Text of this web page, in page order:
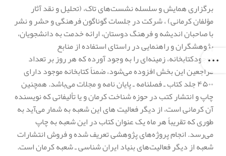
برگزاری همایش و سلسله نشست‌های تاک، (تحلیل و نقد آثار
مؤلفان کرمانی) ، شرکت در جلسات گوناگون فرهنگی و حشر و نشر
با صاحبان اندیشه و فرهنگ دوستان، ارائه خدمت به دانشجویان،
پژوهشگران و راهنمایی در راستای استفاده از منابع
موجودکتابخانه‌، زمینه‌ای را به وجود آورده که هر روز بر تعداد
مراجعین این بخش افزوده می‌شود، ضمناً کتابخانه موجود دارای
۴۵۰۰ جلد کتاب ـ فصلنامه ـ پایان نامه و مجلات می‌باشد. همچنین
چاپ و انتشار کتب در حوزه شناخت کرمان و یا تألیفاتی که نویسنده
آن کرمانی است، از دیگر فعالیت های این شعبه به شمار می‌آید به
طوری که تقریباً هر ماه یک عنوان کتاب در این شعبه به چاپ
می‌رسد. انجام پروژه‌های پژوهشی تعریف شده و فروش انتشارات
شعبه از دیگر فعالیت‌های بنیاد ایران شناسی ـ شعبه کرمان است.